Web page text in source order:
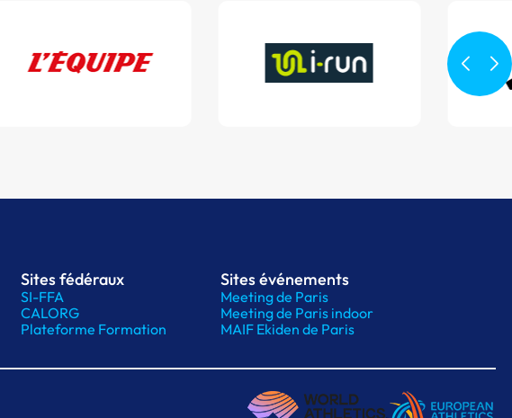
Sites fédéraux
SI-FFA
CALORG
Plateforme Formation
Sites événements
Meeting de Paris
Meeting de Paris indoor
MAIF Ekiden de Paris